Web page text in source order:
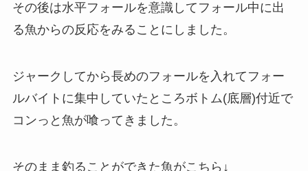
その後は水平フォールを意識してフォール中に出
る魚からの反応をみることにしました。
ジャークしてから長めのフォールを入れてフォー
ルバイトに集中していたところボトム(底層)付近で
コンっと魚が喰ってきました。
そのまま釣ることができた魚がこちら↓